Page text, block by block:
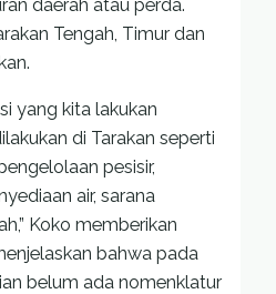
daerah atau perda.
Tengah, Timur dan
yang kita lakukan
di Tarakan seperti
pesisir,
air, sarana
Koko memberikan
bahwa pada
belum ada nomenklatur